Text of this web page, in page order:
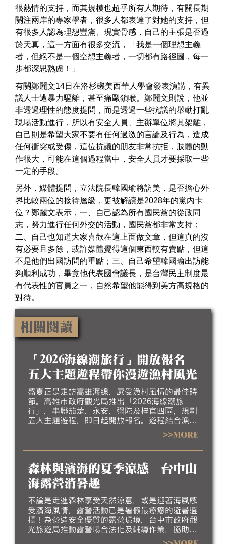
很熱情的支持，而其規模也超乎所有人期待，有關長期
關注兩岸的專家學者，很多人都表達了對她的支持，但
有很多人認為理想豐滿、現實骨感，自己的主張是否過
於天真，這一方面有很多交流，「我是一個理想主義
者，但絕不是一個空想主義者，一切都有路徑圖，每一
步都深思熟慮！」
有關鄭麗文14日在洛杉磯美西華人學會發表演講，有異
議人士遭暴力驅離，甚至痛毆鎖喉。鄭麗文則說，他並
非透過理性的態度提問，而是透過一些抗議的舉動打亂
現場活動進行，所以有安全人員、主辦單位將其架離，
自己則是希望大家不要有任何過激的言論及行為，造成
任何衝突或受傷，這位抗議的朋友非常抗拒，肢體的動
作很大，可能在這個過程當中，安全人員才要採取一些
一定的手段。
另外，媒體提問，立法院長韓國瑜將訪美，是否擔心外
界比較兩位的接待層級，更被解讀是2028年的黨內卡
位？鄭麗文表示，一、自己認為所有國民黨的從政同
志，努力進行任何外交的活動，國民黨都非常支持；
二、自己也知道大家喜歡在這上面做文章，但這真的沒
有必要且多餘，或許媒體覺得這個東西較有賣點，但這
不是他們出國訪問的重點；三、自己希望韓國瑜出訪能
夠順利成功，畢竟他代表國會議長，是台灣民主制度最
有代表性的官員之一，自然希望他能得到美方高規格的
對待。
相關閱讀
「2026海線潮旅行」開放報名
五大主題遊程帶你漫遊漁村風光
盛夏正是走訪高雄海線、感受漁村風情的最佳時
節。高雄市政府觀光局推出「2026海線潮旅
行」，串聯茄萣、永安、彌陀及梓官四區，規劃
五大主題遊程，即日起開放報名。遊程結合漁村
聚落、生態景觀、地方工藝、特色美食及互動體
驗，帶領民眾深入探索北高雄海線豐富的自然生
態、人文底蘊與漁村產業特色，歡迎大家相約來
受最道地的漁村魅力。
>>MORE
森林與濱海的夏季涼感 台中山
海露營消暑趣
不論是走進森林享受天然涼意，或是迎著海風感
受濱海風情，露營活動已是暑假最療癒的避暑選
擇！為營造安全優質的露營環境，台中市政府觀
光旅遊局推動露營場合法化及輔導作業，協助業
者完善場地設施、強化安全管理並提升服務品